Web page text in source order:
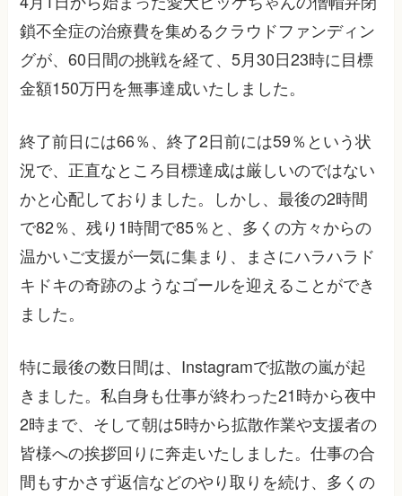
鎖不全症の治療費を集めるクラウドファンディン
グが、60日間の挑戦を経て、5月30日23時に目標
金額150万円を無事達成いたしました。
終了前日には66％、終了2日前には59％という状
況で、正直なところ目標達成は厳しいのではない
かと心配しておりました。しかし、最後の2時間
で82％、残り1時間で85％と、多くの方々からの
温かいご支援が一気に集まり、まさにハラハラド
キドキの奇跡のようなゴールを迎えることができ
ました。
特に最後の数日間は、Instagramで拡散の嵐が起
きました。私自身も仕事が終わった21時から夜中
2時まで、そして朝は5時から拡散作業や支援者の
皆様への挨拶回りに奔走いたしました。仕事の合
間もすかさず返信などのやり取りを続け、多くの